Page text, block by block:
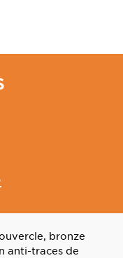
bronze
anti-traces de